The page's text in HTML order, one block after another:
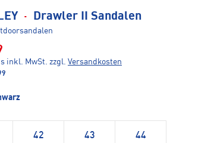
· Drawler II Sandalen
inkl. MwSt. zzgl. Versandkosten
42 43 44